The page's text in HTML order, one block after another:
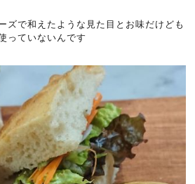
ズで和えたような見た目とお味だけども
っていないんです